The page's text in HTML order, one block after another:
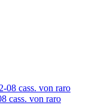
cass. von raro